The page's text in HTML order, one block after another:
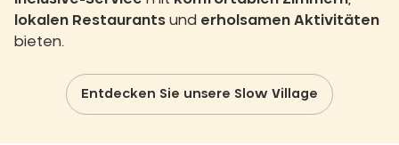
lokalen Restaurants und erholsamen Aktivitäten
bieten.
Entdecken Sie unsere Slow Village